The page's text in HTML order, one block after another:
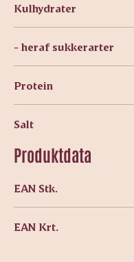
Kulhydrater
- heraf sukkerarter
Protein
Salt
Produktdata
EAN Stk.
EAN Krt.